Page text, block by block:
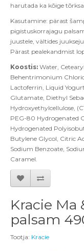
harutada ka kõige
Kasutamine: pärast
pigistuskorrajagu
juustele, vältides
Pärast pealekandmist
Koostis: Water,
Behentrimonium
Lactoferrin, Liquid
Glutamate, Diethyl
Hydroxyethylcellulose,
PEG-80 Hydrogenated
Hydrogenated
Butylene Glycol, Citric
Sodium Benzoate,
Caramel.
Kracie Ma
palsam
Tootja: Kracie